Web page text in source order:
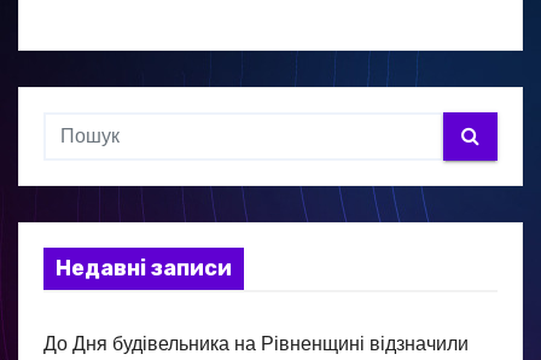
Недавні записи
До Дня будівельника на Рівненщині відзначили